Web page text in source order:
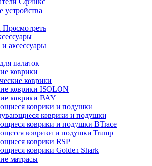
Сфинкс
устройства
Просмотреть
аксессуары
палаток
коврики
коврики
коврики ISOLON
коврики BAY
коврики и подушки
коврики и подушки
коврики и подушки BTrace
коврики и подушки Tramp
коврики RSP
коврики Golden Shark
матрасы